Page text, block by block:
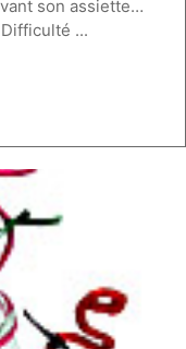
son assiette…
...